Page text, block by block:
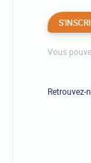
Vous
Retrouvez-